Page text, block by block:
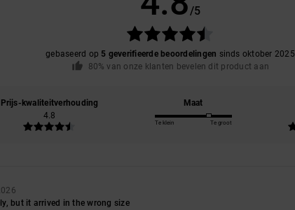
/5
gebaseerd op 5 geverifieerde beoordelingen sinds oktober 2025
80% van onze klanten bevelen dit product aan
Prijs-kwaliteitverhouding
4.8
Maat
Te klein Te groot
but it arrived in the wrong size